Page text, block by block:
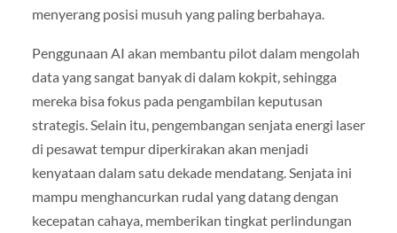
menyerang posisi musuh yang paling berbahaya.
Penggunaan AI akan membantu pilot dalam mengolah
data yang sangat banyak di dalam kokpit, sehingga
mereka bisa fokus pada pengambilan keputusan
strategis. Selain itu, pengembangan senjata energi laser
di pesawat tempur diperkirakan akan menjadi
kenyataan dalam satu dekade mendatang. Senjata ini
mampu menghancurkan rudal yang datang dengan
kecepatan cahaya, memberikan tingkat perlindungan